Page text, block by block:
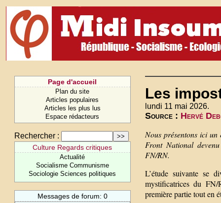
Page d'accueil
Plan du site
Articles populaires
Articles les plus lus
Espace rédacteurs
Rechercher :
Culture Regards critiques
Actualité
Socialisme Communisme
Sociologie Sciences politiques
Messages de forum: 0
Les
lundi 11 mai 2026.
Source : Hervé
Nous présentons ici un
Front National
FN/RN.
L’étude suivante se
mystificatrices du FN/
première partie tout en